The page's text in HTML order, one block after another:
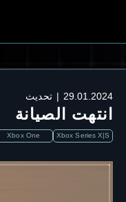
29.01.2024 تحديث
انتهت الصيانة
Xbox Series X|S
Xbox One